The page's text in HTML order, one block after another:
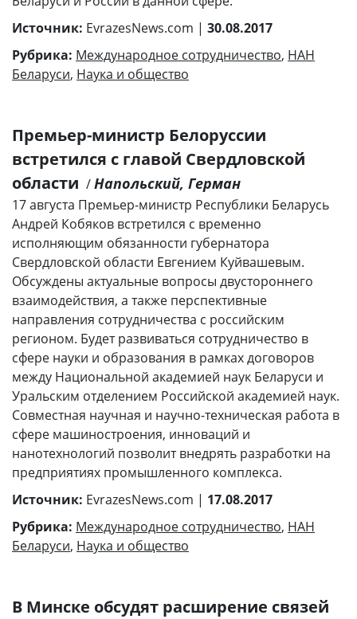
Источник: EvrazesNews.com | 30.08.2017
Рубрика: Международное сотрудничество, НАН
Беларуси, Наука и общество
Премьер-министр Белоруссии
встретился с главой Свердловской
области /Напольский, Герман
17 августа Премьер-министр Республики Беларусь
Андрей Кобяков встретился с временно
исполняющим обязанности губернатора
Свердловской области Евгением Куйвашевым.
Обсуждены актуальные вопросы двустороннего
взаимодействия, а также перспективные
направления сотрудничества с российским
регионом. Будет развиваться сотрудничество в
сфере науки и образования в рамках договоров
между Национальной академией наук Беларуси и
Уральским отделением Российской академией наук.
Совместная научная и научно-техническая работа в
сфере машиностроения, инноваций и
нанотехнологий позволит внедрять разработки на
предприятиях промышленного комплекса.
Источник: EvrazesNews.com | 17.08.2017
Рубрика: Международное сотрудничество, НАН
Беларуси, Наука и общество
В Минске обсудят расширение связей